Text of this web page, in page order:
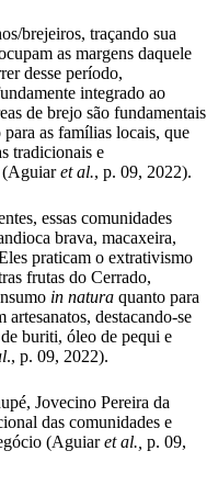
brejeiros, traçando sua
as margens daquele
desse período,
integrado ao
de brejo são fundamentais
as famílias locais, que
tradicionais e
(Aguiaret al., p. 09, 2022).
essas comunidades
brava, macaxeira,
praticam o extrativismo
frutas do Cerrado,
in natura quanto para
destacando-se
buriti, óleo de pequi e
., p. 09, 2022).
Jovecino Pereira da
das comunidades e
(Aguiaret al., p. 09,